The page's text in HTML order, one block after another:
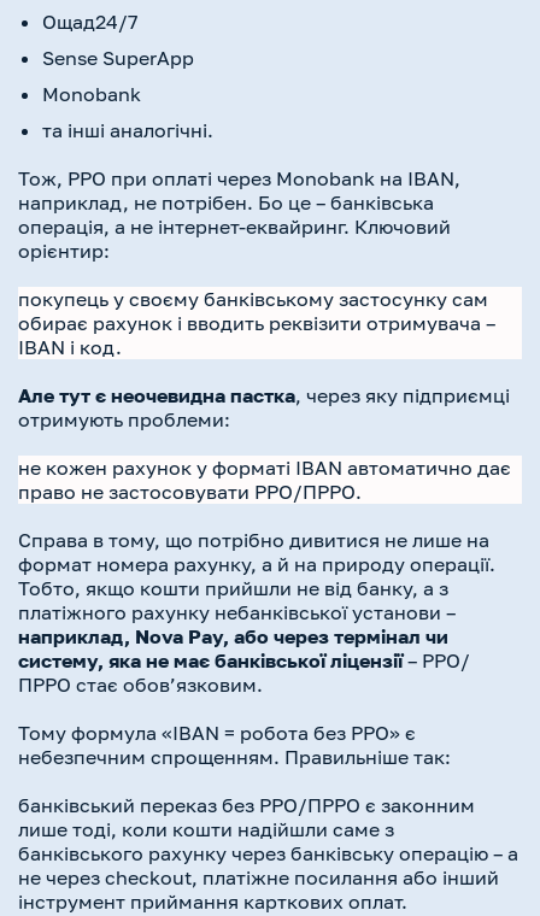
Ощад24/7
Sense SuperApp
Monobank
та інші аналогічні.
Тож, РРО при оплаті через Monobank на IBAN,
наприклад, не потрібен. Бо це – банківська
операція, а не інтернет-еквайринг. Ключовий
орієнтир:
покупець у своєму банківському застосунку сам
обирає рахунок і вводить реквізити отримувача –
IBAN і код.
Але тут є неочевидна пастка, через яку підприємці
отримують проблеми:
не кожен рахунок у форматі IBAN автоматично дає
право не застосовувати РРО/ПРРО.
Справа в тому, що потрібно дивитися не лише на
формат номера рахунку, а й на природу операції.
Тобто, якщо кошти прийшли не від банку, а з
платіжного рахунку небанківської установи –
наприклад, Nova Pay, або через термінал чи
систему, яка не має банківської ліцензії– РРО/
ПРРО стає обов’язковим.
Тому формула «IBAN = робота без РРО» є
небезпечним спрощенням. Правильніше так:
банківський переказ без РРО/ПРРО є законним
лише тоді, коли кошти надійшли саме з
банківського рахунку через банківську операцію – а
не через checkout, платіжне посилання або інший
інструмент приймання карткових оплат.